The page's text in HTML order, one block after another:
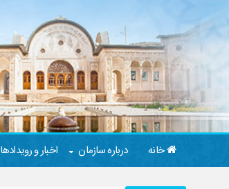
خانه درباره سازمان اخبار و رویدادها